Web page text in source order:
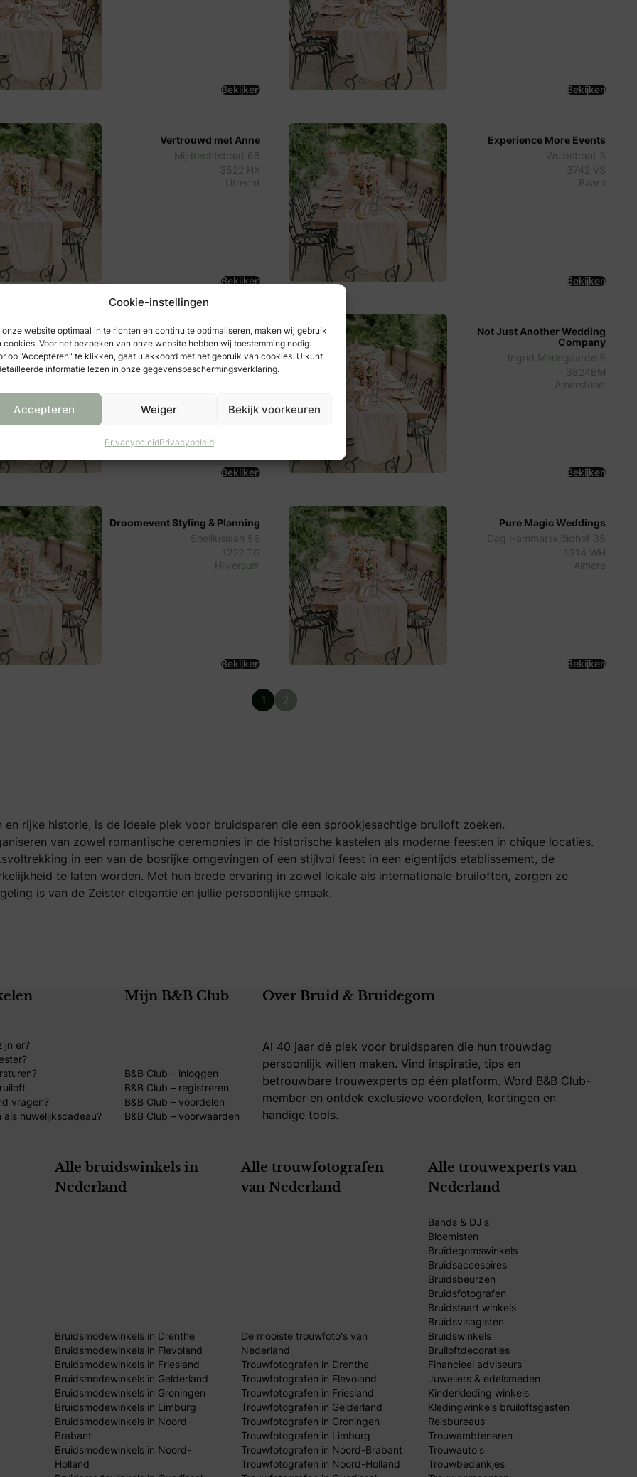
Cookie-instellingen
onze website optimaal in te richten en continu te optimaliseren, maken wij gebruik
cookies. Voor het bezoeken van onze website hebben wij toestemming nodig.
op "Accepteren" te klikken, gaat u akkoord met het gebruik van cookies. U kunt
informatie lezen in onze gegevensbeschermingsverklaring.
Accepteren Weiger Bekijk voorkeuren
PrivacybeleidPrivacybeleid
Bekijken Bekijken
Vertrouwd met Anne
Mijdrechtstraat 66
3522 HX
Utrecht
Bekijken
Experience More Events
Wulpstraat 3
3742 VS
Baarn
Bekijken
Villa Marsi
Via Ca' Loreto 3
61029
Urbino - Italië
Bekijken
Not Just Another Wedding
Company
Ingrid Mariegaarde 5
3824BM
Amersfoort
Bekijken
Droomevent Styling & Planning
Snelliuslaan 56
1222 TG
Hilversum
Bekijken
Pure Magic Weddings
Dag Hammarskjöldhof 35
1314 WH
Almere
Bekijken
1 2
rijke historie, is de ideale plek voor bruidsparen die een sprookjesachtige bruiloft zoeken.
van zowel romantische ceremonies in de historische kastelen als moderne feesten in chique locaties.
in een van de bosrijke omgevingen of een stijlvol feest in een eigentijds etablissement, de
te laten worden. Met hun brede ervaring in zowel lokale als internationale bruiloften, zorgen ze
is van de Zeister elegantie en jullie persoonlijke smaak.
er?
vragen?
huwelijkscadeau?
Mijn B&B Club
B&B Club – inloggen
B&B Club – registreren
B&B Club – voordelen
B&B Club – voorwaarden
Over Bruid & Bruidegom
Al 40 jaar dé plek voor bruidsparen die hun trouwdag
persoonlijk willen maken. Vind inspiratie, tips en
betrouwbare trouwexperts op één platform. Word B&B Club-
member en ontdek exclusieve voordelen, kortingen en
handige tools.
Alle bruidswinkels in
Nederland
Bruidsmodewinkels in Drenthe
Bruidsmodewinkels in Flevoland
Bruidsmodewinkels in Friesland
Bruidsmodewinkels in Gelderland
Bruidsmodewinkels in Groningen
Bruidsmodewinkels in Limburg
Bruidsmodewinkels in Noord-
Brabant
Bruidsmodewinkels in Noord-
Holland
Alle trouwfotografen
van Nederland
De mooiste trouwfoto's van
Nederland
Trouwfotografen in Drenthe
Trouwfotografen in Flevoland
Trouwfotografen in Friesland
Trouwfotografen in Gelderland
Trouwfotografen in Groningen
Trouwfotografen in Limburg
Trouwfotografen in Noord-Brabant
Trouwfotografen in Noord-Holland
Alle trouwexperts van
Nederland
Bands & DJ's
Bloemisten
Bruidegomswinkels
Bruidsaccesoires
Bruidsbeurzen
Bruidsfotografen
Bruidstaart winkels
Bruidsvisagisten
Bruidswinkels
Bruiloftdecoraties
Financieel adviseurs
Juweliers & edelsmeden
Kinderkleding winkels
Kledingwinkels bruiloftsgasten
Reisbureaus
Trouwambtenaren
Trouwauto's
Trouwbedankjes